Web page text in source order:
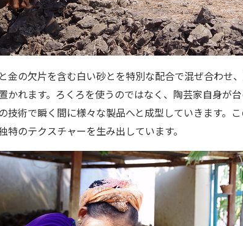
金の欠片を含む白い砂とを特別な配合で混ぜ合わせ
かれます。ろくろを使うのではなく、陶芸家自身が
技術で瞬く間に様々な製品へと成型していきます。
特のテクスチャーを生み出しています。